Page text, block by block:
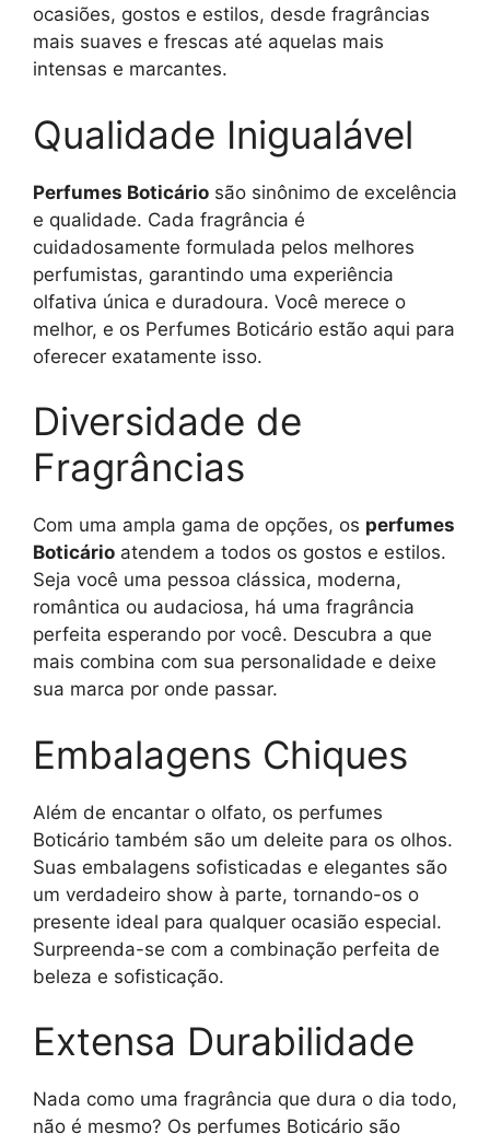
ocasiões, gostos e estilos, desde fragrâncias
mais suaves e frescas até aquelas mais
intensas e marcantes.
Qualidade Inigualável
Perfumes Boticário são sinônimo de excelência
e qualidade. Cada fragrância é
cuidadosamente formulada pelos melhores
perfumistas, garantindo uma experiência
olfativa única e duradoura. Você merece o
melhor, e os Perfumes Boticário estão aqui para
oferecer exatamente isso.
Diversidade de
Fragrâncias
Com uma ampla gama de opções, os perfumes
Boticário atendem a todos os gostos e estilos.
Seja você uma pessoa clássica, moderna,
romântica ou audaciosa, há uma fragrância
perfeita esperando por você. Descubra a que
mais combina com sua personalidade e deixe
sua marca por onde passar.
Embalagens Chiques
Além de encantar o olfato, os perfumes
Boticário também são um deleite para os olhos.
Suas embalagens sofisticadas e elegantes são
um verdadeiro show à parte, tornando-os o
presente ideal para qualquer ocasião especial.
Surpreenda-se com a combinação perfeita de
beleza e sofisticação.
Extensa Durabilidade
Nada como uma fragrância que dura o dia todo,
não é mesmo? Os perfumes Boticário são